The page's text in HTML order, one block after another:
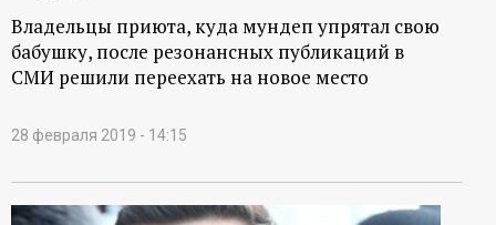
Владельцы приюта, куда мундеп упрятал свою
бабушку, после резонансных публикаций в
СМИ решили переехать на новое место
28 февраля 2019 - 14:15